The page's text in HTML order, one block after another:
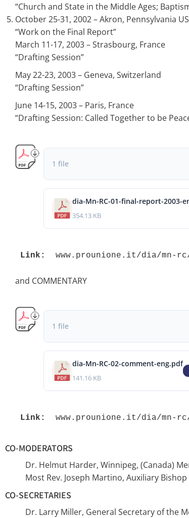
“Church and State in the Middle Ages;
October 25-31, 2002 – Akron, Pennsylvania
“Work on the Final Report”
March 11-17, 2003 – Strasbourg, France
“Drafting Session”
May 22-23, 2003 – Geneva, Switzerland
“Drafting Session”
June 14-15, 2003 – Paris, France
“Drafting Session: Called Together to be
1 file
dia-Mn-RC-01-final-report-2003-
354.13 KB
Link: www.prounione.it/dia/mn-
and COMMENTARY
1 file
dia-Mn-RC-02-comment-eng.pdf
141.16 KB
Link: www.prounione.it/dia/mn-rc/
CO-MODERATORS
Dr. Helmut Harder, Winnipeg, (Canada)
Most Rev. Joseph Martino, Auxiliary
CO-SECRETARIES
Dr. Larry Miller, General Secretary of the